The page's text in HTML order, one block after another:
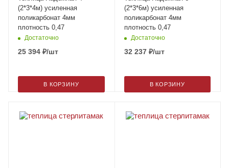
(2*3*4м) усиленная
поликарбонат 4мм
плотность 0,47
Достаточно
25 394 ₽/шт
В КОРЗИНУ
(2*3*6м) усиленная
поликарбонат 4мм
плотность 0,47
Достаточно
32 237₽/шт
В КОРЗИНУ